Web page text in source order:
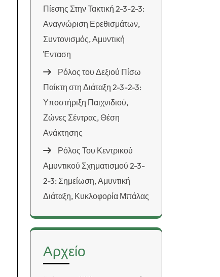
Πίεσης Στην Τακτική 2-3-2-3:
Αναγνώριση Ερεθισμάτων,
Συντονισμός, Αμυντική
Ένταση
Ρόλος του Δεξιού Πίσω
Παίκτη στη Διάταξη 2-3-2-3:
Υποστήριξη Παιχνιδιού,
Ζώνες Σέντρας, Θέση
Ανάκτησης
Ρόλος Του Κεντρικού
Αμυντικού Σχηματισμού 2-3-
2-3: Σημείωση, Αμυντική
Διάταξη, Κυκλοφορία Μπάλας
Αρχείο